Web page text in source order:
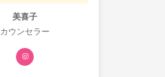
美喜子
カウンセラー